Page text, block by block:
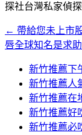
探社台灣私家偵
文
章
← 帶給您未上市
唇全球知名是求
新竹推薦下
新竹推薦人
新竹推薦在
新竹推薦好
新竹推薦必